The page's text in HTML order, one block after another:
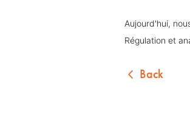
Aujourd'hui,
Régulation et
Back